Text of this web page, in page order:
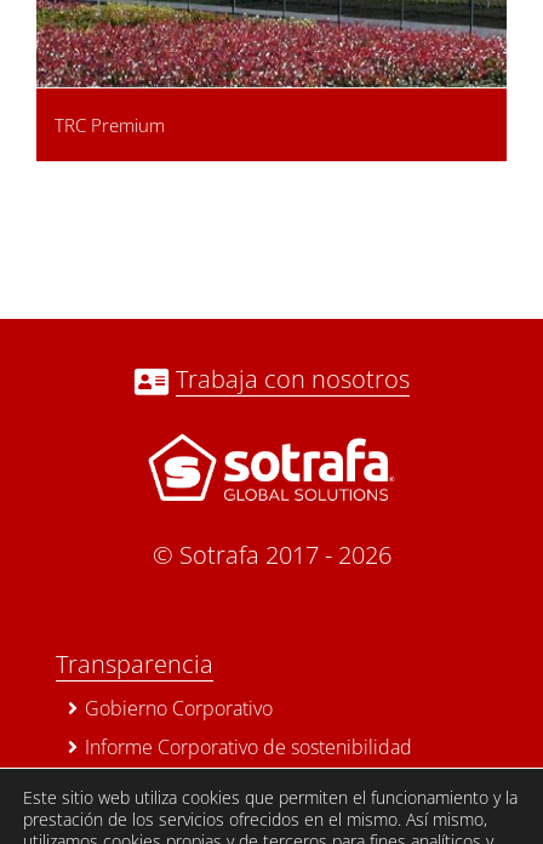
TRC Premium
Trabaja con nosotros
© Sotrafa 2017 - 2026
Transparencia
Gobierno Corporativo
Informe Corporativo de sostenibilidad
Política de Privacidad
Aviso Legal
Este sitio web utiliza cookies que permiten el funcionamiento y la
prestación de los servicios ofrecidos en el mismo. Así mismo,